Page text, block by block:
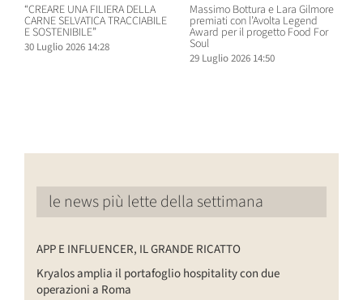
“CREARE UNA FILIERA DELLA
CARNE SELVATICA TRACCIABILE
E SOSTENIBILE”
30 Luglio 2026 14:28
Massimo Bottura e Lara Gilmore
premiati con l’Avolta Legend
Award per il progetto Food For
Soul
29 Luglio 2026 14:50
le news più lette della settimana
APP E INFLUENCER, IL GRANDE RICATTO
Kryalos amplia il portafoglio hospitality con due
operazioni a Roma